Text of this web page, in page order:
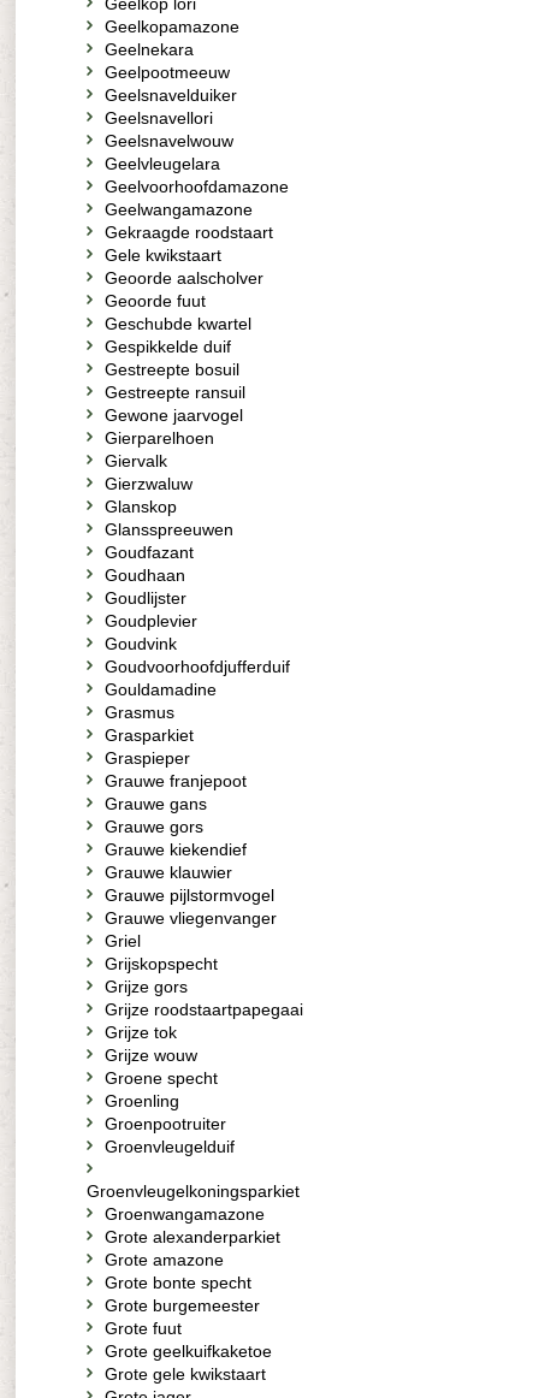
Geelkopamazone
Geelnekara
Geelpootmeeuw
Geelsnavelduiker
Geelsnavellori
Geelsnavelwouw
Geelvleugelara
Geelvoorhoofdamazone
Geelwangamazone
Gekraagde roodstaart
Gele kwikstaart
Geoorde aalscholver
Geoorde fuut
Geschubde kwartel
Gespikkelde duif
Gestreepte bosuil
Gestreepte ransuil
Gewone jaarvogel
Gierparelhoen
Giervalk
Gierzwaluw
Glanskop
Glansspreeuwen
Goudfazant
Goudhaan
Goudlijster
Goudplevier
Goudvink
Goudvoorhoofdjufferduif
Gouldamadine
Grasmus
Grasparkiet
Graspieper
Grauwe franjepoot
Grauwe gans
Grauwe gors
Grauwe kiekendief
Grauwe klauwier
Grauwe pijlstormvogel
Grauwe vliegenvanger
Griel
Grijskopspecht
Grijze gors
Grijze roodstaartpapegaai
Grijze tok
Grijze wouw
Groene specht
Groenling
Groenpootruiter
Groenvleugelduif
Groenvleugelkoningsparkiet
Groenwangamazone
Grote alexanderparkiet
Grote amazone
Grote bonte specht
Grote burgemeester
Grote fuut
Grote geelkuifkaketoe
Grote gele kwikstaart